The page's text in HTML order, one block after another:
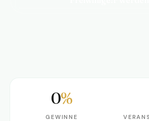
Gewinne reinvestiert · für
0%
GEWINNE